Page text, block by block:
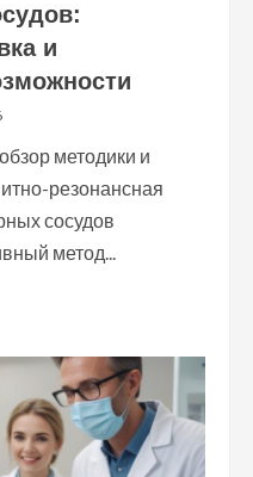
и
методики и
резонансная
сосудов
метод...